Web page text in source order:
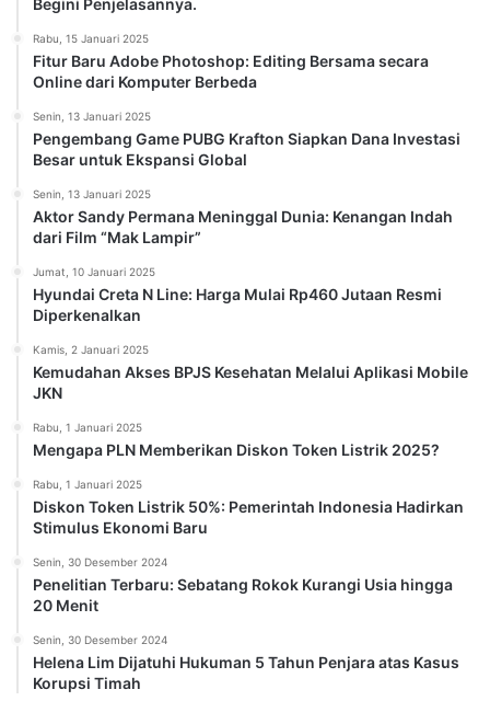
Rabu, 15 Januari 2025
Fitur Baru Adobe Photoshop: Editing Bersama secara
Online dari Komputer Berbeda
Senin, 13 Januari 2025
Pengembang Game PUBG Krafton Siapkan Dana Investasi
Besar untuk Ekspansi Global
Senin, 13 Januari 2025
Aktor Sandy Permana Meninggal Dunia: Kenangan Indah
dari Film “Mak Lampir”
Jumat, 10 Januari 2025
Hyundai Creta N Line: Harga Mulai Rp460 Jutaan Resmi
Diperkenalkan
Kamis, 2 Januari 2025
Kemudahan Akses BPJS Kesehatan Melalui Aplikasi Mobile
JKN
Rabu, 1 Januari 2025
Mengapa PLN Memberikan Diskon Token Listrik 2025?
Rabu, 1 Januari 2025
Diskon Token Listrik 50%: Pemerintah Indonesia Hadirkan
Stimulus Ekonomi Baru
Senin, 30 Desember 2024
Penelitian Terbaru: Sebatang Rokok Kurangi Usia hingga
20 Menit
Senin, 30 Desember 2024
Helena Lim Dijatuhi Hukuman 5 Tahun Penjara atas Kasus
Korupsi Timah